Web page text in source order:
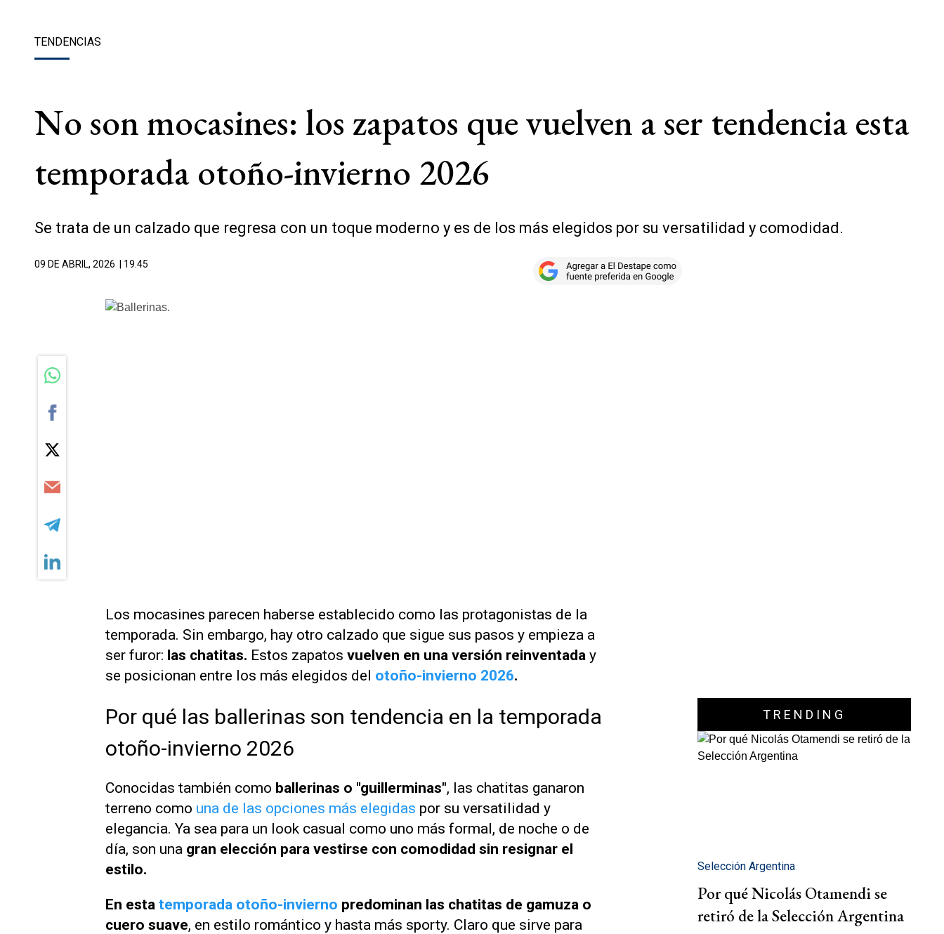
TENDENCIAS
No son mocasines: los zapatos que vuelven a ser tendencia esta
temporada otoño-invierno 2026
Se trata de un calzado que regresa con un toque moderno y es de los más elegidos por su versatilidad y comodidad.
09 DE ABRIL, 2026 | 19.45
Los mocasines parecen haberse establecido como las protagonistas de la
temporada. Sin embargo, hay otro calzado que sigue sus pasos y empieza a
ser furor: las chatitas. Estos zapatos vuelven en una versión reinventada y
se posicionan entre los más elegidos del otoño-invierno 2026.
Por qué las ballerinas son tendencia en la temporada
otoño-invierno 2026
Conocidas también como ballerinas o "guillerminas", las chatitas ganaron
terreno como una de las opciones más elegidas por su versatilidad y
elegancia. Ya sea para un look casual como uno más formal, de noche o de
día, son una gran elección para vestirse con comodidad sin resignar el
estilo.
En esta temporada otoño-invierno predominan las chatitas de gamuza o
cuero suave, en estilo romántico y hasta más sporty. Claro que sirve para
TRENDING
Selección Argentina
Por qué Nicolás Otamendi se
retiró de la Selección Argentina